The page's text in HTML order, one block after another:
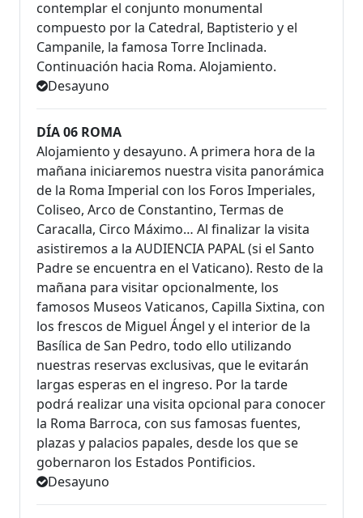
contemplar el conjunto monumental
compuesto por la Catedral, Baptisterio y el
Campanile, la famosa Torre Inclinada.
Continuación hacia Roma. Alojamiento.
Desayuno
DÍA 06 ROMA
Alojamiento y desayuno. A primera hora de la
mañana iniciaremos nuestra visita panorámica
de la Roma Imperial con los Foros Imperiales,
Coliseo, Arco de Constantino, Termas de
Caracalla, Circo Máximo… Al finalizar la visita
asistiremos a la AUDIENCIA PAPAL (si el Santo
Padre se encuentra en el Vaticano). Resto de la
mañana para visitar opcionalmente, los
famosos Museos Vaticanos, Capilla Sixtina, con
los frescos de Miguel Ángel y el interior de la
Basílica de San Pedro, todo ello utilizando
nuestras reservas exclusivas, que le evitarán
largas esperas en el ingreso. Por la tarde
podrá realizar una visita opcional para conocer
la Roma Barroca, con sus famosas fuentes,
plazas y palacios papales, desde los que se
gobernaron los Estados Pontificios.
Desayuno